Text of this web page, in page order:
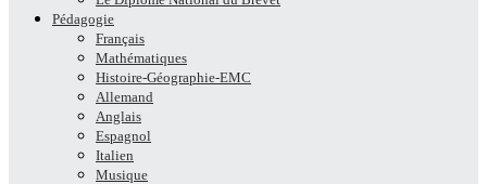
Pédagogie
Français
Mathématiques
Histoire-Géographie-EMC
Allemand
Anglais
Espagnol
Italien
Musique